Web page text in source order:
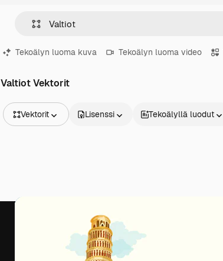
Tekoälyn luoma kuva Tekoälyn luoma video
Valtiot Vektorit
Vektorit
Videot
Lisenssi Tekoälyllä luodut